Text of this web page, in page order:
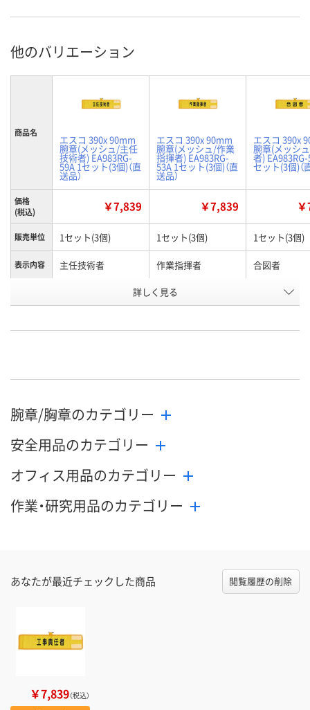
他のバリエーション
商品名
エスコ 390x 90mm
腕章(メッシュ/主任
技術者) EA983RG-
59A 1セット(3個)（直
送品）
エスコ 390x 90mm
腕章(メッシュ/作業
指揮者) EA983RG-
53A 1セット(3個)（直
送品）
エスコ 390x
腕章(メッシ
者)
セット(3個)（
価格
(税込)
￥7,839 ￥7,839
販売単位 1セット(3個) 1セット(3個) 1セット(3個)
表示内容 主任技術者 作業指揮者 合図者
U623618 U623621
カゴへ
詳しく見る
腕章/胸章のカテゴリー
安全用品のカテゴリー
オフィス用品のカテゴリー
作業・研究用品のカテゴリー
あなたが最近チェックした商品 閲覧履歴の削除
￥7,839（税込）